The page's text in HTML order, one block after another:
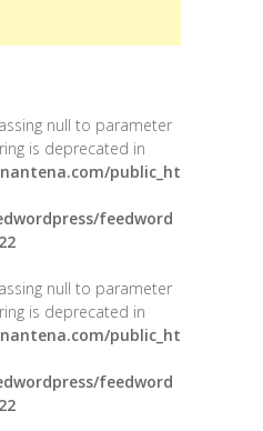
null to parameter
is deprecated in
public_ht
feedword
null to parameter
is deprecated in
public_ht
feedword